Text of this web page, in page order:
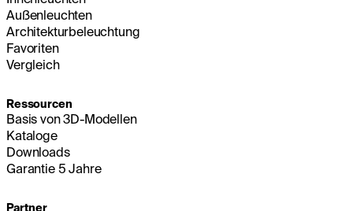
Außenleuchten
Architekturbeleuchtung
Favoriten
Vergleich
Ressourcen
Basis von 3D-Modellen
Kataloge
Downloads
Garantie 5 Jahre
Partner